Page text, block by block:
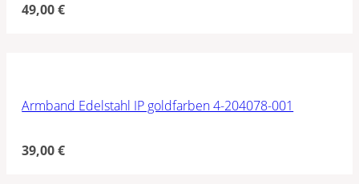
49,00€
Armband Edelstahl IP goldfarben 4-204078-001
39,00€